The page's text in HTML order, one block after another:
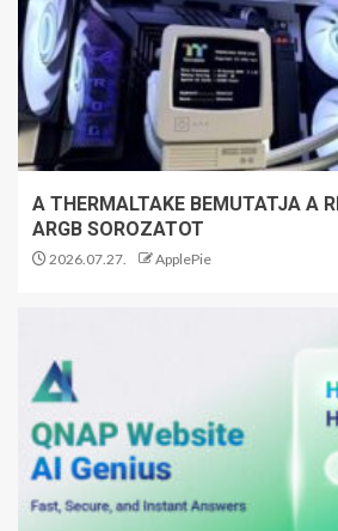
A THERMALTAKE BEMUTATJA A
ARGB SOROZATOT
2026.07.27. ApplePie